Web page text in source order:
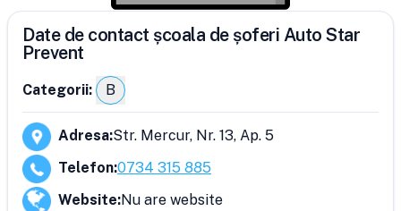
Date de contact școala de șoferi Auto Star
Prevent
Categorii: B
Adresa:Str. Mercur, Nr. 13, Ap. 5
Telefon:0734 315 885
Website:Nu are website